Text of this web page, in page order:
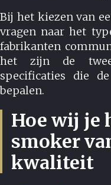
Bij het kiezen van
vragen naar het
fabrikanten
het zijn de twee
specificaties die
bepalen.
Hoe wij je
smoker
kwaliteit